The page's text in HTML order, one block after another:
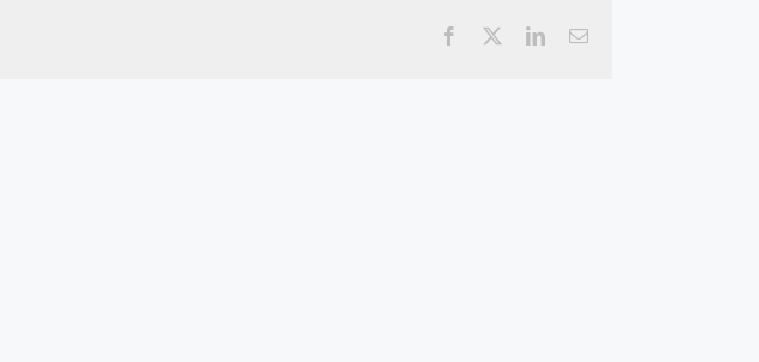
Facebook LinkedIn
E-